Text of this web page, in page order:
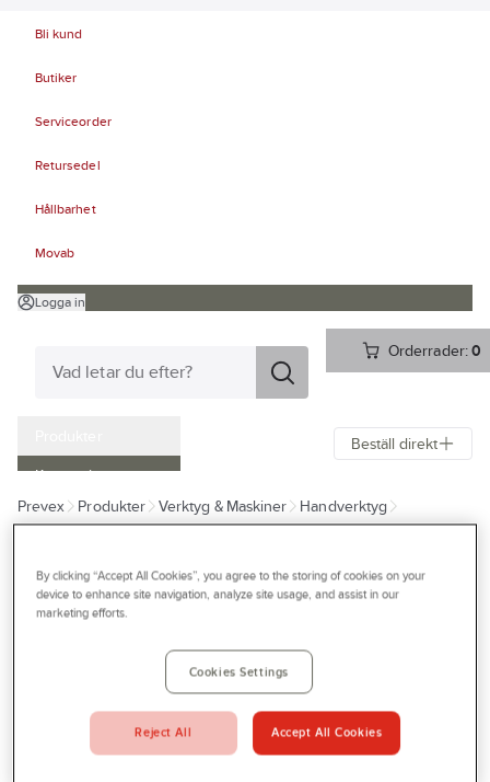
Bli kund
Butiker
Serviceorder
Retursedel
Hållbarhet
Movab
Logga in
Orderrader:0
Kampanjer
Outlet
Bli kund
Profilshop
Serviceverkstad
Beställ direkt
Prevex Produkter Verktyg & Maskiner
Handverktyg
IRONSIDE
Ironside
75MM 2-PACK
IRONSIDE
By clicking “Accept All Cookies”, you agree to the storing of cookies on your
device to enhance site navigation, analyze site usage, and assist in our
marketing efforts.
Cookies Settings
Reject All Accept All Cookies